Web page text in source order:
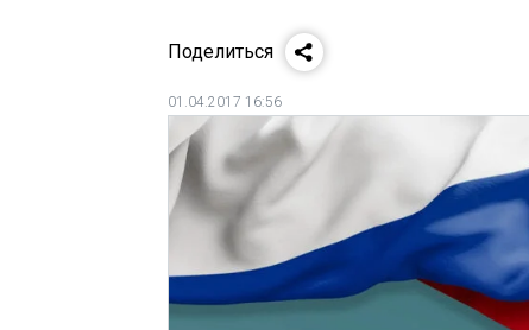
Поделиться
01.04.2017 16:56